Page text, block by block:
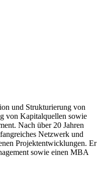
und Strukturierung von
von Kapitalquellen sowie
Nach über 20 Jahren
Netzwerk und
Projektentwicklungen. Er
sowie einen MBA